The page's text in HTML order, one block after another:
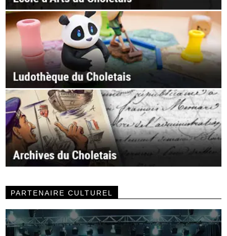
PARTENAIRE CULTUREL